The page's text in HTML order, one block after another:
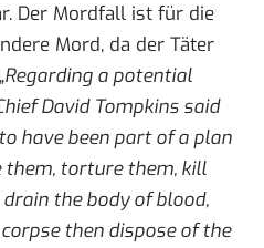
Der Mordfall ist für die
Mord, da der Täter
„Regarding a potential
David Tompkins said
to have been part of a plan
them, torture them, kill
the body of blood,
then dispose of the